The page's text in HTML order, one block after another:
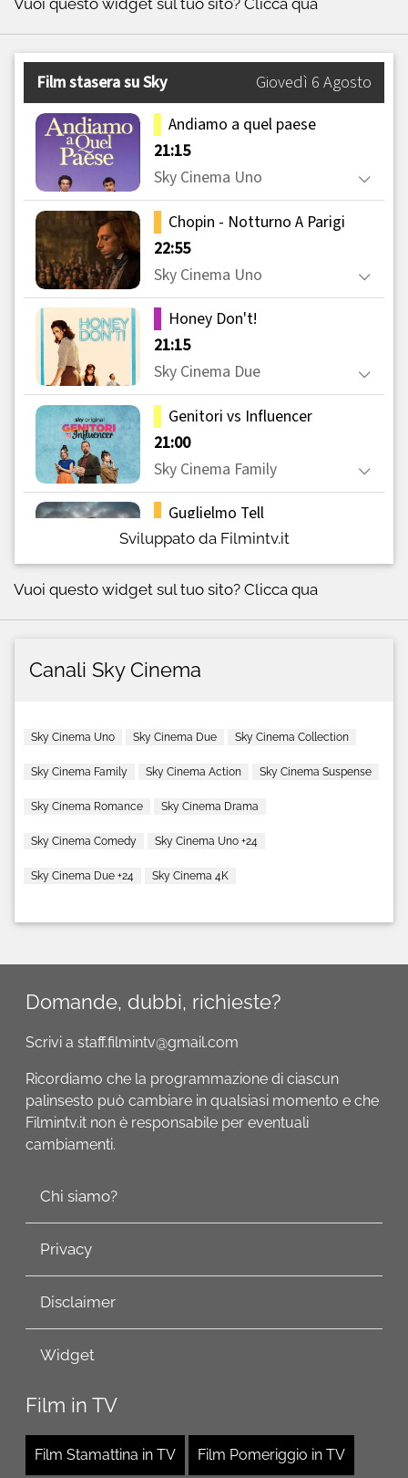
Sviluppato da Filmintv.it
Vuoi questo widget sul tuo sito? Clicca qua
Canali Sky Cinema
Sky Cinema Uno Sky Cinema Due Sky Cinema Collection
Sky Cinema Family Sky Cinema Action Sky Cinema Suspense
Sky Cinema Romance Sky Cinema Drama
Sky Cinema Comedy Sky Cinema Uno +24
Sky Cinema Due +24 Sky Cinema 4K
Domande, dubbi, richieste?
Scrivi a staff.filmintv@gmail.com
Ricordiamo che la programmazione di ciascun
palinsesto può cambiare in qualsiasi momento e che
Filmintv.it non è responsabile per eventuali
cambiamenti.
Chi siamo?
Privacy
Disclaimer
Widget
Film in TV
Film Stamattina in TV Film Pomeriggio in TV